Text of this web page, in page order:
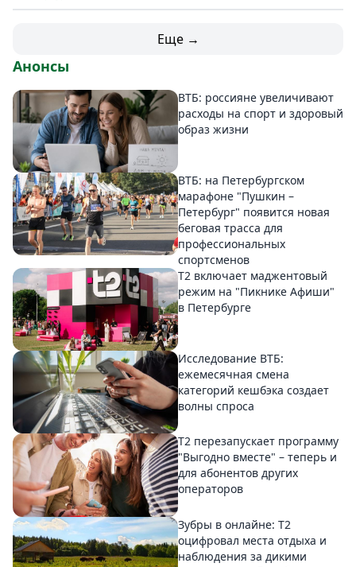
Еще →
Анонсы
ВТБ: россияне увеличивают
расходы на спорт и здоровый
образ жизни
ВТБ: на Петербургском
марафоне "Пушкин –
Петербург" появится новая
беговая трасса для
профессиональных
спортсменов
Т2 включает маджентовый
режим на "Пикнике Афиши"
в Петербурге
Исследование ВТБ:
ежемесячная смена
категорий кешбэка создает
волны спроса
Т2 перезапускает программу
"Выгодно вместе" – теперь и
для абонентов других
операторов
Зубры в онлайне: Т2
оцифровал места отдыха и
наблюдения за дикими